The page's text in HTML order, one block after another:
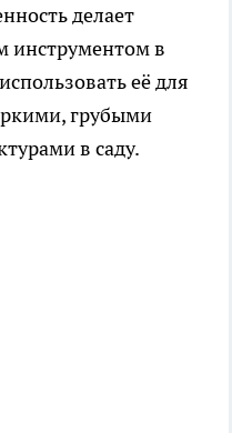
делает
инструментом в
её для
грубыми
в саду.